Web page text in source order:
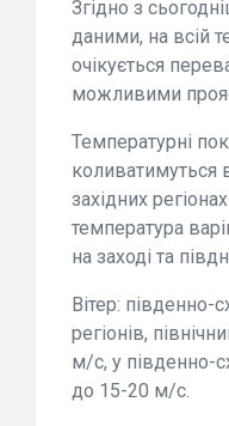
Згідно з
даними, на всій
очікується
можливими
Температурні
коливатимуться
західних
температура
на заході та
Вітер: південно-
регіонів,
м/с, у південно-
до 15-20 м/с.